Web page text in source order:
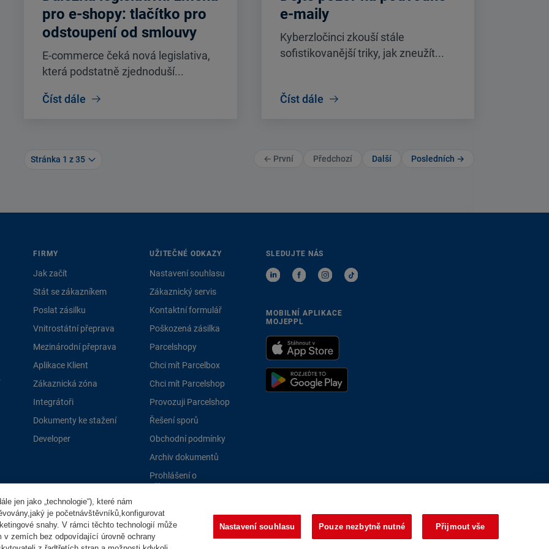
pro e-shopy: tlačítko pro
odstoupení od smlouvy
E-commerce čeká nová legislativa,
která podstatně zjednoduší...
Číst dále
e-maily
Kyberzločinci zkouší stále
sofistikovanější triky, jak zneužít...
Číst dále
Stránka 1 z 35 ← První Předchozí Další Posledních →
FIRMY
Jak začít
Stát se zákazníkem
Poslat zásilku
Vnitrostátní přeprava
Mezinárodní přeprava
Aplikace Klient
Zákaznická zóna
Integrátoři
Dokumenty ke stažení
Developer
UŽITEČNÉ ODKAZY
Nastavení souhlasu
Zákaznický servis
Kontaktní formulář
Poškozená zásilka
Parcelshopy
Chci mít Parcelbox
Chci mít Parcelshop
Provozuji Parcelshop
Řešení sporů
Obchodní podmínky
Archiv dokumentů
Prohlášení o
přístupnosti
SLEDUJTE NÁS
MOBILNÍ APLIKACE
MOJEPPL
PPLně se přizpůsobíme
jen jako „technologie“), které nám
je početnávštěvníků,konfigurovat
snahy. V rámci těchto technologií může
v zemích bez odpovídající úrovně ochrany
Nastavení souhlasu Pouze nezbytně nutné Přijmout vše